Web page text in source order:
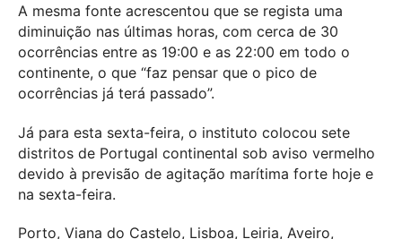
A mesma fonte acrescentou que se regista uma
diminuição nas últimas horas, com cerca de 30
ocorrências entre as 19:00 e as 22:00 em todo o
continente, o que “faz pensar que o pico de
ocorrências já terá passado”.
Já para esta sexta-feira, o instituto colocou sete
distritos de Portugal continental sob aviso vermelho
devido à previsão de agitação marítima forte hoje e
na sexta-feira.
Porto, Viana do Castelo, Lisboa, Leiria, Aveiro,